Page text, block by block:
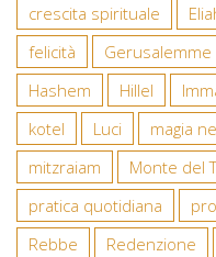
crescita spirituale
felicità
Gerusalemme
Hashem
Hillel
kotel
Luci magia
mitzraiam
Monte del
pratica quotidiana
Rebbe
Redenzione